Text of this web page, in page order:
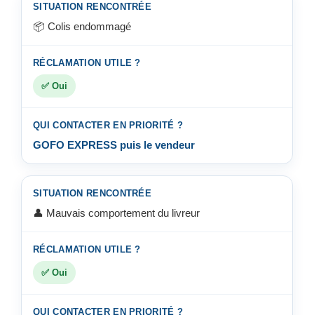
📦 Colis endommagé
✅ Oui
GOFO EXPRESS puis le vendeur
👤 Mauvais comportement du livreur
✅ Oui